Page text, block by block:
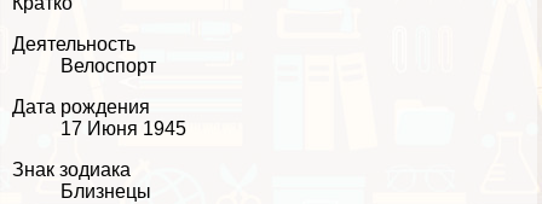
Деятельность
Велоспорт
Дата рождения
17 Июня 1945
Знак зодиака
Близнецы